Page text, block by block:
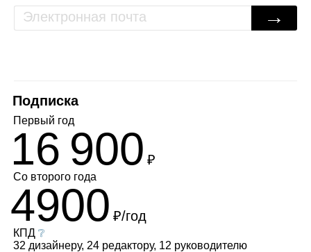
→
Подписка
Первый год
16 900 ₽
Со второго года
4900 ₽/год
КПД❔
32 дизайнеру, 24 редактору, 12 руководителю